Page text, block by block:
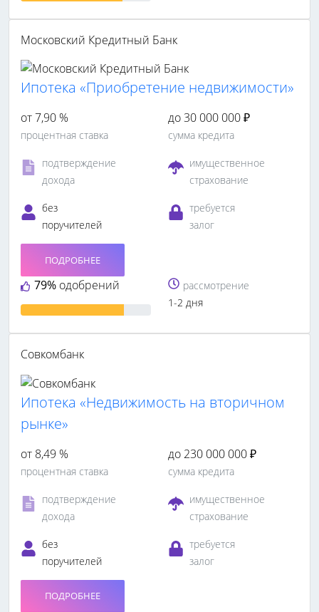
Московский Кредитный Банк
Ипотека «Приобретение недвижимости»
от 7,90 %
процентная ставка
до 30 000 000 ₽
сумма кредита
подтверждение
дохода
имущественное
страхование
без
поручителей
требуется
залог
79% одобрений
ПОДРОБНЕЕ
рассмотрение
1-2 дня
Совкомбанк
Ипотека «Недвижимость на вторичном
рынке»
от 8,49 %
процентная ставка
до 230 000 000 ₽
сумма кредита
подтверждение
дохода
имущественное
страхование
без
поручителей
требуется
залог
ПОДРОБНЕЕ